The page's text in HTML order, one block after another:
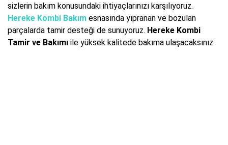
sizlerin bakım konusundaki ihtiyaçlarınızı karşılıyoruz.
Hereke Kombi Bakım esnasında yıpranan ve bozulan
parçalarda tamir desteği de sunuyoruz. Hereke Kombi
Tamir ve Bakımı ile yüksek kalitede bakıma ulaşacaksınız.